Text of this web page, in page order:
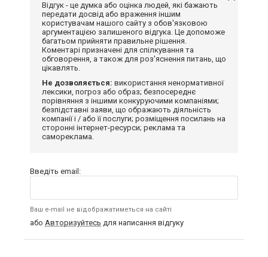
Відгук - це думка або оцінка людей, які бажають
передати досвід або враження іншим
користувачам нашого сайту з обов'язковою
аргументацією залишеного відгука. Це допоможе
багатьом прийняти правильне рішення.
Коментарі призначені для спілкування та
обговорення, а також для роз'яснення питань, що
цікавлять.
Не дозволяється: використання ненормативної
лексики, погроз або образ; безпосереднє
порівняння з іншими конкуруючими компаніями;
безпідставні заяви, що ображають діяльність
компанії і / або її послуги; розміщення посилань на
сторонні інтернет-ресурси; реклама та
самореклама.
Введіть email:
Ваш e-mail не відображатиметься на сайті
або Авторизуйтесь для написання відгуку